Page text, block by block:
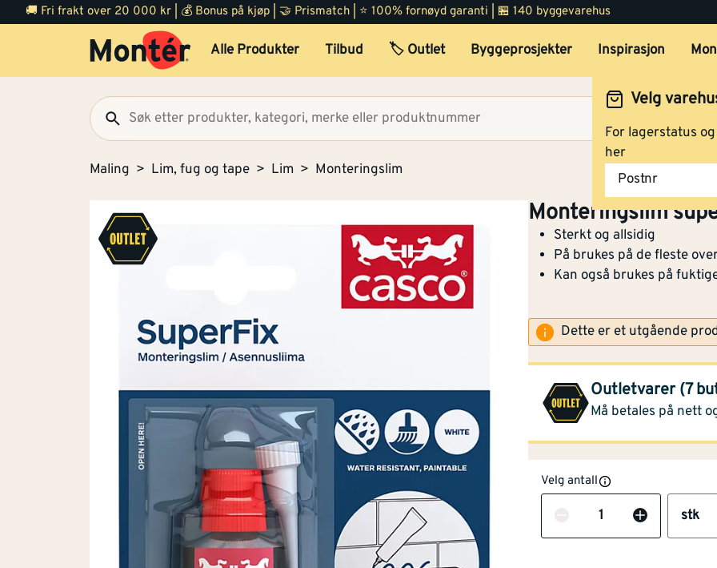
🚚 Fri frakt over 20 000 kr | 💰 Bonus på kjøp | 🤝 Prismatch | ⭐ 100% fornøyd garanti | 🏪 140 byggevarehus
Alle Produkter Tilbud 🏷️ Outlet Byggeprosjekter Inspirasjon
Velg
For lagerstatus
her
Postnr
Maling Lim, fug og tape Lim Monteringslim
Monteringslim
Sterkt og allsidig
På brukes på de fleste
Kan også brukes på
Dette er et utgående
Outletvarer (7
Må betales på nett
Montér Lillehammer
Opprinnelig pris 139,-
Montér Lyngdal(5 stk)
Opprinnelig pris 139,-
Montér Åsane(2 stk)
Velg antall
Antall stk